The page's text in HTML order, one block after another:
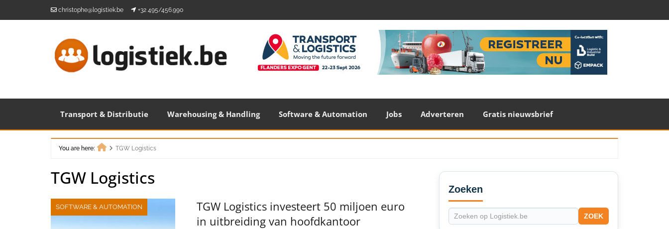
christophe@logistiek.be +32 495/456.990
Transport & Distributie Warehousing & Handling Software & Automation Jobs Adverteren Gratis nieuwsbrief
You are here:
TGW Logistics
TGW Logistics
SOFTWARE & AUTOMATION
TGW Logistics investeert 50 miljoen euro
in uitbreiding van hoofdkantoor
Secondary
Sidebar
Zoeken
ZOEK